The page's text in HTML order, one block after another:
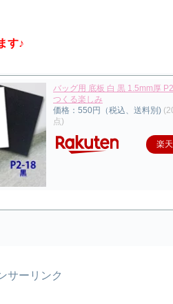
す♪
バッグ用 底板 白 黒 1.5mm厚
つくる楽しみ
価格：550円（税込、送料別)
点)
楽
サーリンク